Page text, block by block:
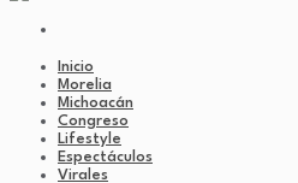
Inicio
Morelia
Michoacán
Congreso
Lifestyle
Espectáculos
Virales